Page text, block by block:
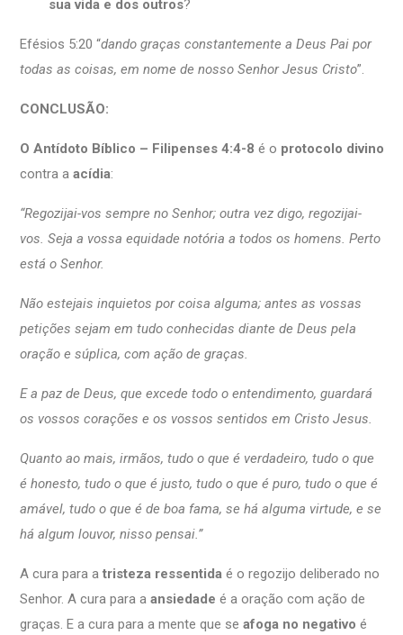
sua vida e dos outros?
Efésios 5:20 “dando graças constantemente a Deus Pai por
todas as coisas, em nome de nosso Senhor Jesus Cristo”.
CONCLUSÃO:
O Antídoto Bíblico – Filipenses 4:4-8 é o protocolo divino
contra a acídia:
“Regozijai-vos sempre no Senhor; outra vez digo, regozijai-
vos. Seja a vossa equidade notória a todos os homens. Perto
está o Senhor.
Não estejais inquietos por coisa alguma; antes as vossas
petições sejam em tudo conhecidas diante de Deus pela
oração e súplica, com ação de graças.
E a paz de Deus, que excede todo o entendimento, guardará
os vossos corações e os vossos sentidos em Cristo Jesus.
Quanto ao mais, irmãos, tudo o que é verdadeiro, tudo o que
é honesto, tudo o que é justo, tudo o que é puro, tudo o que é
amável, tudo o que é de boa fama, se há alguma virtude, e se
há algum louvor, nisso pensai.”
A cura para a tristeza ressentida é o regozijo deliberado no
Senhor. A cura para a ansiedade é a oração com ação de
graças. E a cura para a mente que se afoga no negativo é